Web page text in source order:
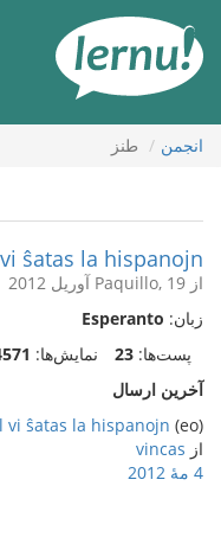
محتوا
انجمن طنز
ŝatas la hispanojn??
از Paquillo, 19 آوریل 2012
زبان: Esperanto
پست‌ها: 23 نمایش‌ها:
آخرین ارسال
(eo)
vi ŝatas la hispanojn??
از vincas
4 مهٔ 2012